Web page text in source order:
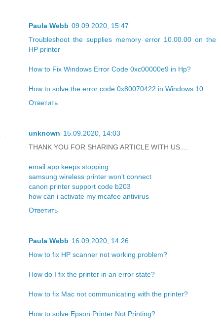
Paula Webb 09.09.2020, 15:47
Troubleshoot the supplies memory error 10.00.00 on the
HP printer
How to Fix Windows Error Code 0xc00000e9 in Hp?
How to solve the error code 0x80070422 in Windows 10
Ответить
unknown 15.09.2020, 14:03
THANK YOU FOR SHARING ARTICLE WITH US....
email app keeps stopping
samsung wireless printer won't connect
canon printer support code b203
how can i activate my mcafee antivirus
Ответить
Paula Webb 16.09.2020, 14:26
How to fix HP scanner not working problem?
How do I fix the printer in an error state?
How to fix Mac not communicating with the printer?
How to solve Epson Printer Not Printing?